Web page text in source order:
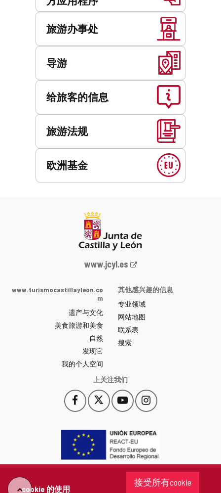
cookie 的使用
接受所有cookie
旅游办事处
导游
给旅客的信息
旅游法规
欧洲基金
Junta
y
León
网
站
门
户
-
www.jcyl.es
www.turismocastillayleon.co
m
遗产与文化
美食旅游和美食
自然
发现它
我的个人空间
其他感兴趣的信息
专业领域
网站地图
联系表
搜索
上关注我们
Facebook
此
链
会
打
开
一
此
链
一
YouTube
此
链
会
打
开
一
个
Instagram
此
链
会
开
一
个
新
"回